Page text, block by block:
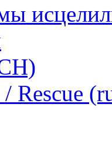
/ Rescue